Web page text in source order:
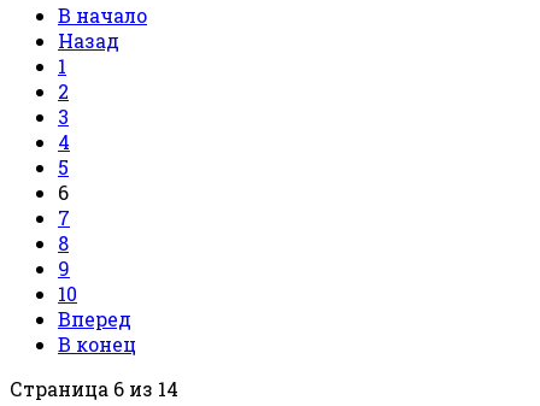
В начало
Назад
1
2
3
4
5
6
7
8
9
10
Вперед
В конец
Страница 6 из 14